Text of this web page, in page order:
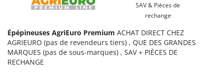
Aspirateurs à cendres
Aspirateurs de piscine
Aspirateurs Multifonctions
Atomiseurs agricoles pour tracteurs
Airmec
ALA 2000
Alce
Alpina
SAV & Pièces de
rechange
Épépineuses AgriEuro Premium ACHAT DIRECT CHEZ
AGRIEURO (pas de revendeurs tiers) , QUE DES GRANDES
MARQUES (pas de sous-marques) , SAV + PIÈCES DE
RECHANGE